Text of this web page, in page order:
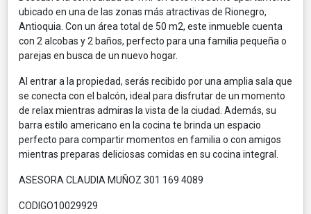
ubicado en una de las zonas más atractivas de Rionegro,
Antioquia. Con un área total de 50 m2, este inmueble cuenta
con 2 alcobas y 2 baños, perfecto para una familia pequeña o
parejas en busca de un nuevo hogar.
Al entrar a la propiedad, serás recibido por una amplia sala que
se conecta con el balcón, ideal para disfrutar de un momento
de relax mientras admiras la vista de la ciudad. Además, su
barra estilo americano en la cocina te brinda un espacio
perfecto para compartir momentos en familia o con amigos
mientras preparas deliciosas comidas en su cocina integral.
ASESORA CLAUDIA MUÑOZ 301 169 4089
CODIGO10029929